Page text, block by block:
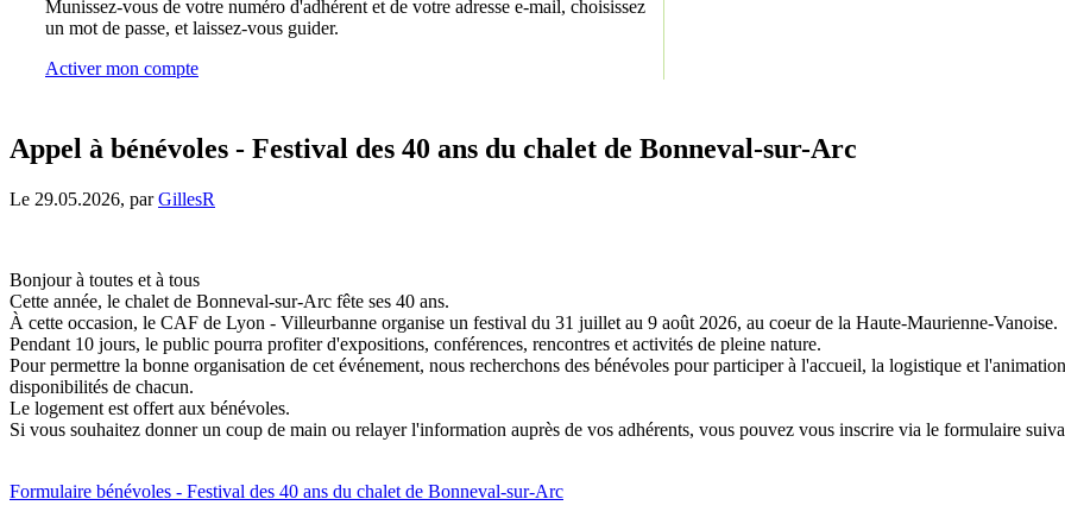
Munissez-vous de votre numéro d'adhérent et de votre adresse e-mail, choisissez
un mot de passe, et laissez-vous guider.
Activer mon compte
Appel à bénévoles - Festival des 40 ans du chalet de Bonneval-sur-Arc
Le 29.05.2026, parGillesR
Bonjour à toutes et à tous
Cette année, le chalet de Bonneval-sur-Arc fête ses 40 ans.
À cette occasion, le CAF de Lyon - Villeurbanne organise un festival du 31 juillet au 9 août 2026, au coeur de la Haute-Maurienne-Vanoise.
Pendant 10 jours, le public pourra profiter d'expositions, conférences, rencontres et activités de pleine nature.
Pour permettre la bonne organisation de cet événement, nous recherchons des bénévoles pour participer à l'accueil, la logistique et
disponibilités de chacun.
Le logement est offert aux bénévoles.
Si vous souhaitez donner un coup de main ou relayer l'information auprès de vos adhérents, vous pouvez vous inscrire via le formulaire
Formulaire bénévoles - Festival des 40 ans du chalet de Bonneval-sur-Arc